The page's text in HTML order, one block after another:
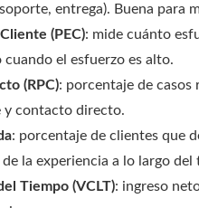
entrega). Buena para
(PEC): mide cuánto
el esfuerzo es alto.
(RPC): porcentaje de
y contacto directo.
: porcentaje de clientes que
la experiencia a lo largo del
Tiempo (VCLT): ingreso